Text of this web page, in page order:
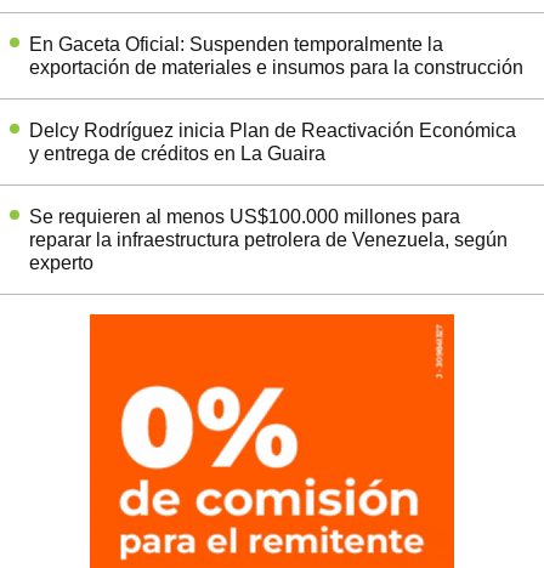
En Gaceta Oficial: Suspenden temporalmente la
exportación de materiales e insumos para la construcción
Delcy Rodríguez inicia Plan de Reactivación Económica
y entrega de créditos en La Guaira
Se requieren al menos US$100.000 millones para
reparar la infraestructura petrolera de Venezuela, según
experto